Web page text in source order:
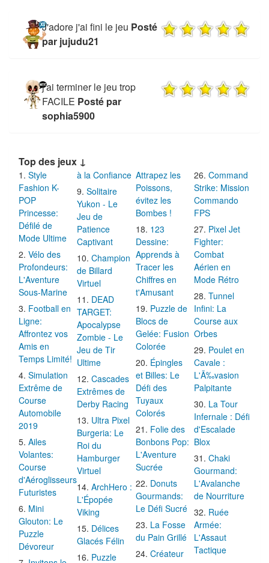
J'adore j'ai fini le jeu Posté
par jujudu21
j'ai terminer le jeu trop
FACILE Posté par
sophia5900
Top des jeux ↓
Style
Fashion K-
POP
Princesse:
Défilé de
Mode Ultime
Vélo des
Profondeurs:
L'Aventure
Sous-Marine
Football en
Ligne:
Affrontez vos
Amis en
Temps Limité!
Simulation
Extrême de
Course
Automobile
2019
Ailes
Volantes:
Course
d'Aéroglisseurs
Futuristes
Mini
Glouton: Le
Puzzle
Dévoreur
à la Confiance
Solitaire
Yukon - Le
Jeu de
Patience
Captivant
Champion
de Billard
Virtuel
DEAD
TARGET:
Apocalypse
Zombie - Le
Jeu de Tir
Ultime
Cascades
Extrêmes de
Derby Racing
Ultra Pixel
Burgeria: Le
Roi du
Hamburger
Virtuel
ArchHero :
L'Épopée
Viking
Délices
Glacés Félin
Puzzle
Attrapez les
Poissons,
évitez les
Bombes !
123
Dessine:
Apprends à
Tracer les
Chiffres en
t'Amusant
Puzzle de
Blocs de
Gelée: Fusion
Colorée
Épingles
et Billes: Le
Défi des
Tuyaux
Colorés
Folie des
Bonbons Pop:
L'Aventure
Sucrée
Donuts
Gourmands:
Le Défi Sucré
La Fosse
du Pain Grillé
Créateur
Command
Strike: Mission
Commando
FPS
Pixel Jet
Fighter:
Combat
Aérien en
Mode Rétro
Tunnel
Infini: La
Course aux
Orbes
Poulet en
Cavale :
L'Ã‰vasion
Palpitante
La Tour
Infernale : Défi
d'Escalade
Blox
Chaki
Gourmand:
L'Avalanche
de Nourriture
Ruée
Armée:
L'Assaut
Tactique